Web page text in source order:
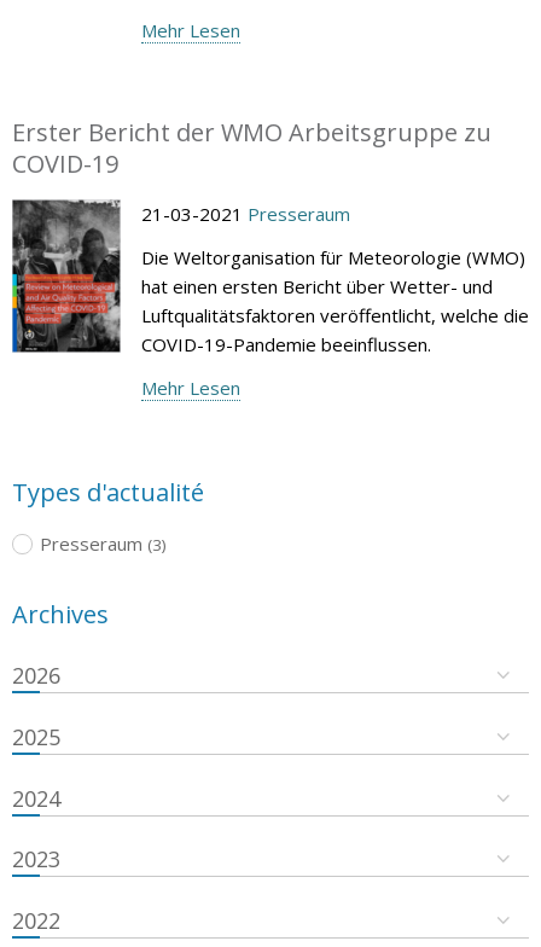
Mehr Lesen
Erster Bericht der WMO Arbeitsgruppe zu
COVID-19
21-03-2021 Presseraum
Die Weltorganisation für Meteorologie (WMO)
hat einen ersten Bericht über Wetter- und
Luftqualitätsfaktoren veröffentlicht, welche die
COVID-19-Pandemie beeinflussen.
Mehr Lesen
Types d'actualité
Presseraum (3)
Archives
2026
2025
2024
2023
2022